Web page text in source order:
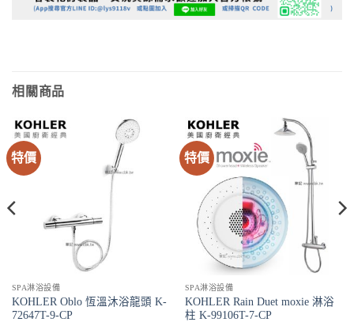
相關商品
特價
SPA淋浴設備
KOHLER Oblo 恆溫沐浴龍頭 K-
72647T-9-CP
特價
SPA淋浴設備
KOHLER Rain Duet moxie 淋浴
柱 K-99106T-7-CP